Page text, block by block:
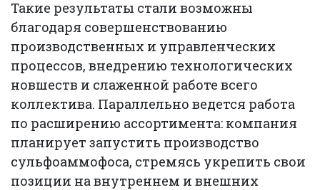
Такие результаты стали возможны
благодаря совершенствованию
производственных и управленческих
процессов, внедрению технологических
новшеств и слаженной работе всего
коллектива. Параллельно ведется работа
по расширению ассортимента: компания
планирует запустить производство
сульфоаммофоса, стремясь укрепить свои
позиции на внутреннем и внешних